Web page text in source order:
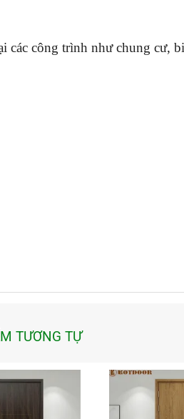
công trình như chung cư,
TƯƠNG TỰ